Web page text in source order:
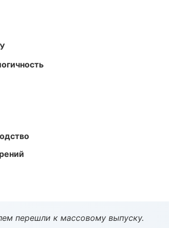
перешли к массовому выпуску.